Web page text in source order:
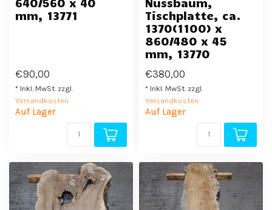
mm, 13771
€90,00
* Inkl. MwSt. zzgl.
Versandkosten
Auf Lager
Tischplatte, ca.
1370(1100) x
860/480 x 45
mm, 13770
€380,00
* Inkl. MwSt. zzgl.
Versandkosten
Auf Lager